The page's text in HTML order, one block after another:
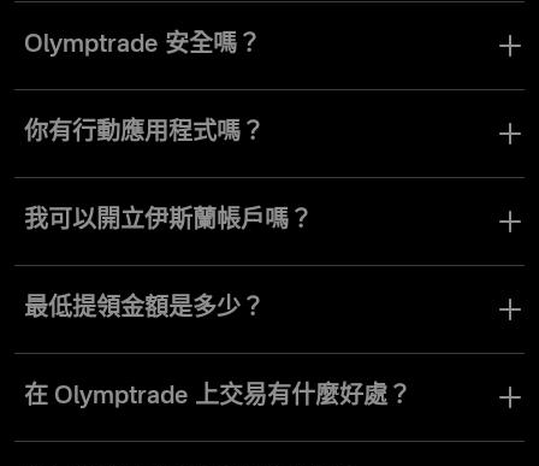
Time Trades、Forex 及 Stocks，適合各種交易風格。Fixed Time
Trades 模式讓用戶可針對全球交易資產的價格開立「上漲」或「下
跌」交易，而 Forex 模式則提供交易者使用倍數工具，在交易貨幣
Olymptrade 安全嗎？
指引，以協助降低風險。我們打造透明的交易環境，並提供豐富的
題。
你有行動應用程式嗎？
我可以開立伊斯蘭帳戶嗎？
請。
最低提領金額是多少？
在 Olymptrade 上交易有什麼好處？